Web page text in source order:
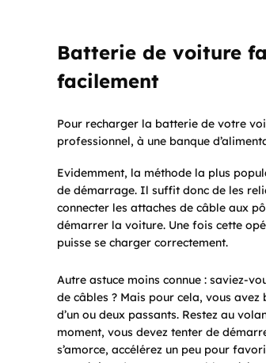
Batterie de voiture
facilement
Pour recharger la batterie de votre
professionnel, à une banque
Evidemment, la méthode la plus
de démarrage. Il suffit donc de les
connecter les attaches de câble aux
démarrer la voiture. Une fois cette
puisse se charger correctement.
Autre astuce moins connue : saviez-
de câbles ? Mais pour cela, vous avez
d’un ou deux passants. Restez au
moment, vous devez tenter de
s’amorce, accélérez un peu pour